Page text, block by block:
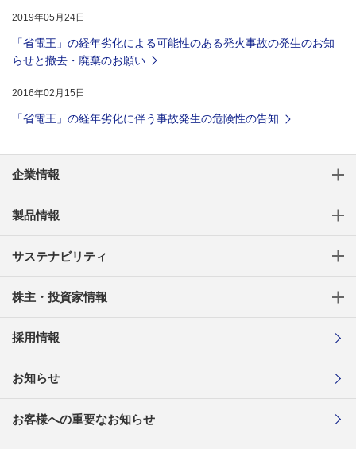
2019年05月24日
「省電王」の経年劣化による可能性のある発火事故の発生のお知
らせと撤去・廃棄のお願い
2016年02月15日
「省電王」の経年劣化に伴う事故発生の危険性の告知
企業情報
製品情報
サステナビリティ
株主・投資家情報
採用情報
お知らせ
お客様への重要なお知らせ